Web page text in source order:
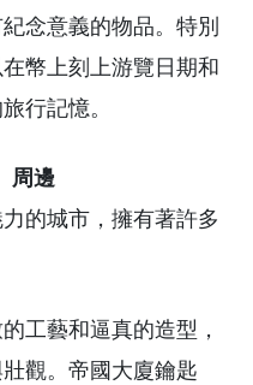
念意義的物品。特別
幣上刻上游覽日期和
行記憶。
周邊
的城市，擁有著許多
工藝和逼真的造型，
觀。帝國大廈鑰匙